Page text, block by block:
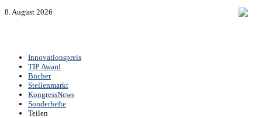
8. August 2026
Innovationspreis
TIP Award
Bücher
Stellenmarkt
KongressNews
Sonderhefte
Teilen